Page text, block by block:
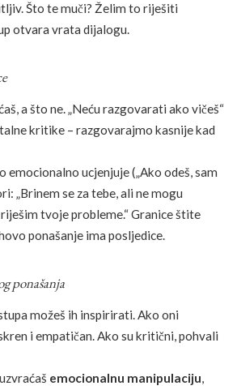
Što te muči? Želim to riješiti
otvara vrata dijalogu.
a što ne. „Neću razgovarati ako vičeš“
kritike – razgovarajmo kasnije kad
emocionalno ucjenjuje („Ako odeš, sam
„Brinem se za tebe, ali ne mogu
tvoje probleme.“ Granice štite
ponašanje ima posljedice.
ponašanja
možeš ih inspirirati. Ako oni
i empatičan. Ako su kritični, pohvali
emocionalnu manipulaciju,